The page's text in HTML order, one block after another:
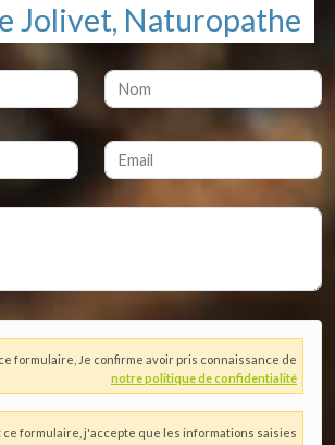
Jolivet, Naturopathe
formulaire, Je confirme avoir pris connaissance de
notre politique de confidentialité
ce formulaire, j'accepte que les informations saisies